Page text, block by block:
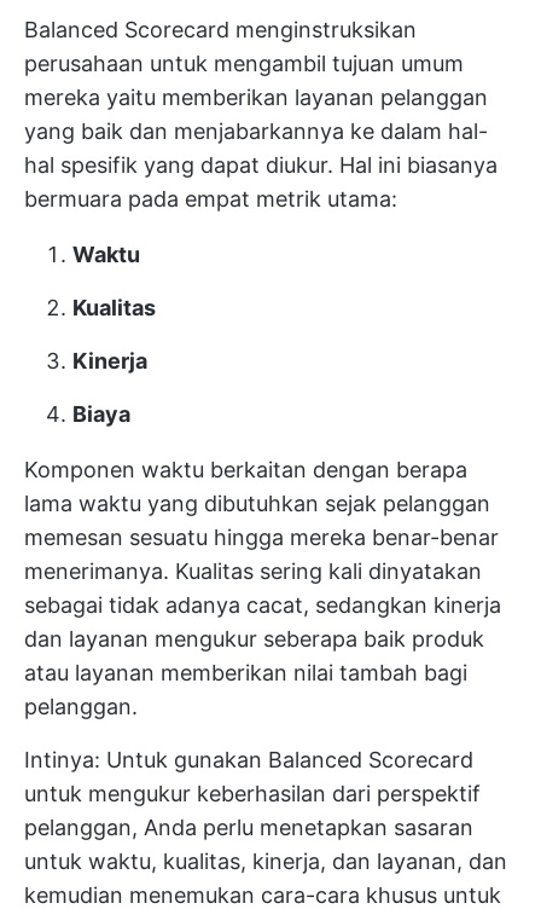
Balanced Scorecard menginstruksikan
perusahaan untuk mengambil tujuan umum
mereka yaitu memberikan layanan pelanggan
yang baik dan menjabarkannya ke dalam hal-
hal spesifik yang dapat diukur. Hal ini biasanya
bermuara pada empat metrik utama:
Waktu
Kualitas
Kinerja
Biaya
Komponen waktu berkaitan dengan berapa
lama waktu yang dibutuhkan sejak pelanggan
memesan sesuatu hingga mereka benar-benar
menerimanya. Kualitas sering kali dinyatakan
sebagai tidak adanya cacat, sedangkan kinerja
dan layanan mengukur seberapa baik produk
atau layanan memberikan nilai tambah bagi
pelanggan.
Intinya: Untuk gunakan Balanced Scorecard
untuk mengukur keberhasilan dari perspektif
pelanggan, Anda perlu menetapkan sasaran
untuk waktu, kualitas, kinerja, dan layanan, dan
kemudian menemukan cara-cara khusus untuk